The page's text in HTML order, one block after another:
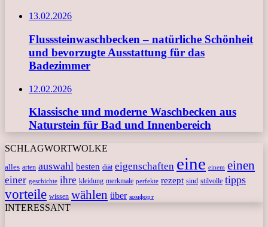
13.02.2026
Flusssteinwaschbecken – natürliche Schönheit
und bevorzugte Ausstattung für das
Badezimmer
12.02.2026
Klassische und moderne Waschbecken aus
Naturstein für Bad und Innenbereich
SCHLAGWORTWOLKE
alles arten auswahl besten diät eigenschaften eine einem einen
einer geschichte ihre kleidung merkmale perfekte rezept sind stilvolle tipps
vorteile wissen wählen über комфорт
INTERESSANT